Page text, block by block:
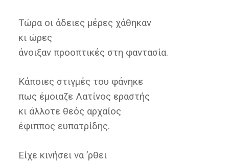
Τώρα οι άδειες μέρες χάθηκαν
κι ώρες
άνοιξαν προοπτικές στη φαντασία.
Κάποιες στιγμές του φάνηκε
πως έμοιαζε Λατίνος εραστής
κι άλλοτε θεός αρχαίος
έφιππος ευπατρίδης.
Είχε κινήσει να ’ρθει